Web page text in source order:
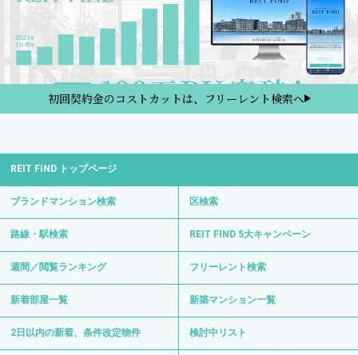
初回契約金のコストカットは、フリーレント検索へ
REIT FIND トップページ
ブランドマンション検索 区検索
路線・駅検索 REIT FIND 5大キャンペーン
週間／閲覧ランキング フリーレント検索
新着部屋一覧 新築マンション一覧
2日以内の新着、条件改定物件 検討中リスト